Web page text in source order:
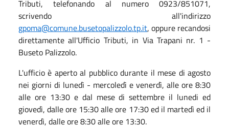
Tributi, telefonando al numero 0923/851071,
scrivendo all'indirizzo
gpoma@comune.busetopalizzolo.tp.it, oppure recandosi
direttamente all'Ufficio Tributi, in Via Trapani nr. 1 -
Buseto Palizzolo.
L'ufficio è aperto al pubblico durante il mese di agosto
nei giorni di lunedì - mercoledì e venerdì, alle ore 8:30
alle ore 13:30 e dal mese di settembre il lunedi ed
giovedì, dalle ore 15:30 alle ore 17:30 ed il martedì ed il
venerdì, dalle ore 8:30 alle ore 13:30.